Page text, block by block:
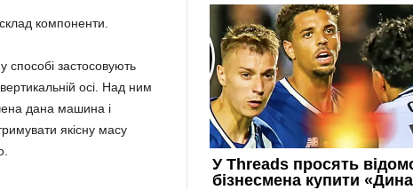
компоненти.
способі застосовують
осі. Над ним
дана машина і
якісну масу